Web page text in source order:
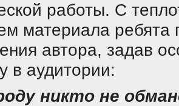
работы. С
материала ребята
автора, задав
в аудитории:
никто не